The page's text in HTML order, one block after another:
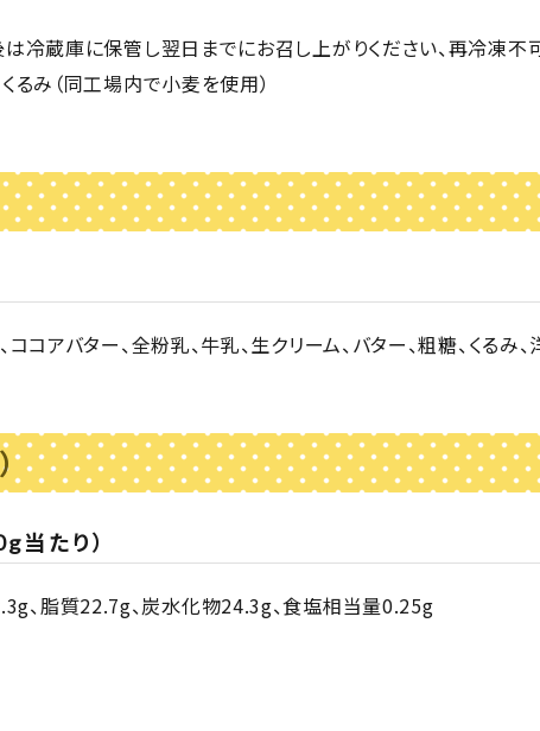
冷蔵庫に保管し翌日までにお召し上がりください、再冷凍不
るみ（同工場内で小麦を使用）
ココアバター、全粉乳、牛乳、生クリーム、バター、粗糖、くるみ
当たり）
、脂質22.7g、炭水化物24.3g、食塩相当量0.25g